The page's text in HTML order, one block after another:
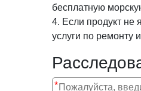
бесплатную
4. Если продукт не
услуги по ремонту
*